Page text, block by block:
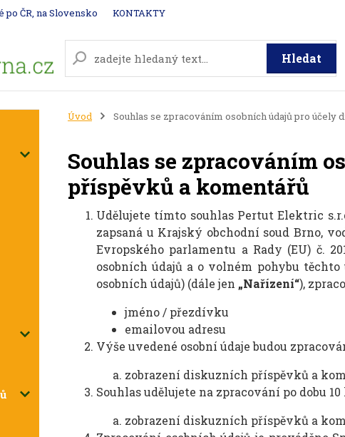
po ČR, na Slovensko KONTAKTY
Hledat
Úvod Souhlas se zpracováním osobních údajů pro
Souhlas se zpracováním
příspěvků a komentářů
Udělujete tímto souhlas Pertut Elektric
zapsaná u Krajský obchodní soud Brno,
Evropského parlamentu a Rady (EU) č.
osobních údajů a o volném pohybu
osobních údajů) (dále jen „Nařízení“),
jméno / přezdívku
emailovou adresu
Výše uvedené osobní údaje budou
zobrazení diskuzních příspěvků a
Souhlas udělujete na zpracování po dobu
zobrazení diskuzních příspěvků a